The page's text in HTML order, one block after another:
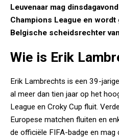
Leuvenaar mag
Champions League en
Belgische scheidsrechter
Wie is Erik
Erik Lambrechts is een 39-
al meer dan tien jaar op het
League en Croky Cup fluit.
Europese matchen fluiten en
de officiële FIFA-badge en mag